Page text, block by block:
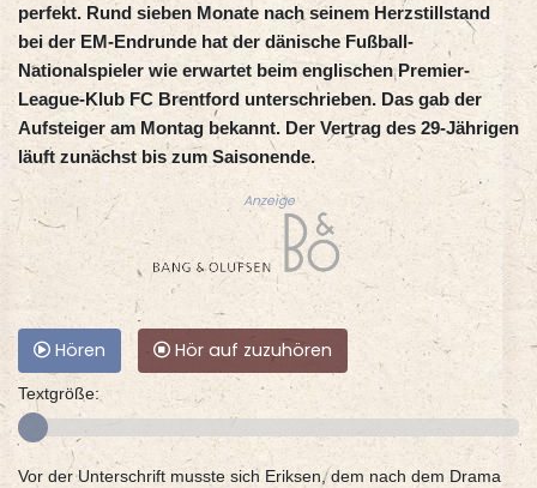
perfekt. Rund sieben Monate nach seinem Herzstillstand
bei der EM-Endrunde hat der dänische Fußball-
Nationalspieler wie erwartet beim englischen Premier-
League-Klub FC Brentford unterschrieben. Das gab der
Aufsteiger am Montag bekannt. Der Vertrag des 29-Jährigen
läuft zunächst bis zum Saisonende.
Anzeige
Hören Hör auf zuzuhören
Textgröße:
Vor der Unterschrift musste sich Eriksen, dem nach dem Drama